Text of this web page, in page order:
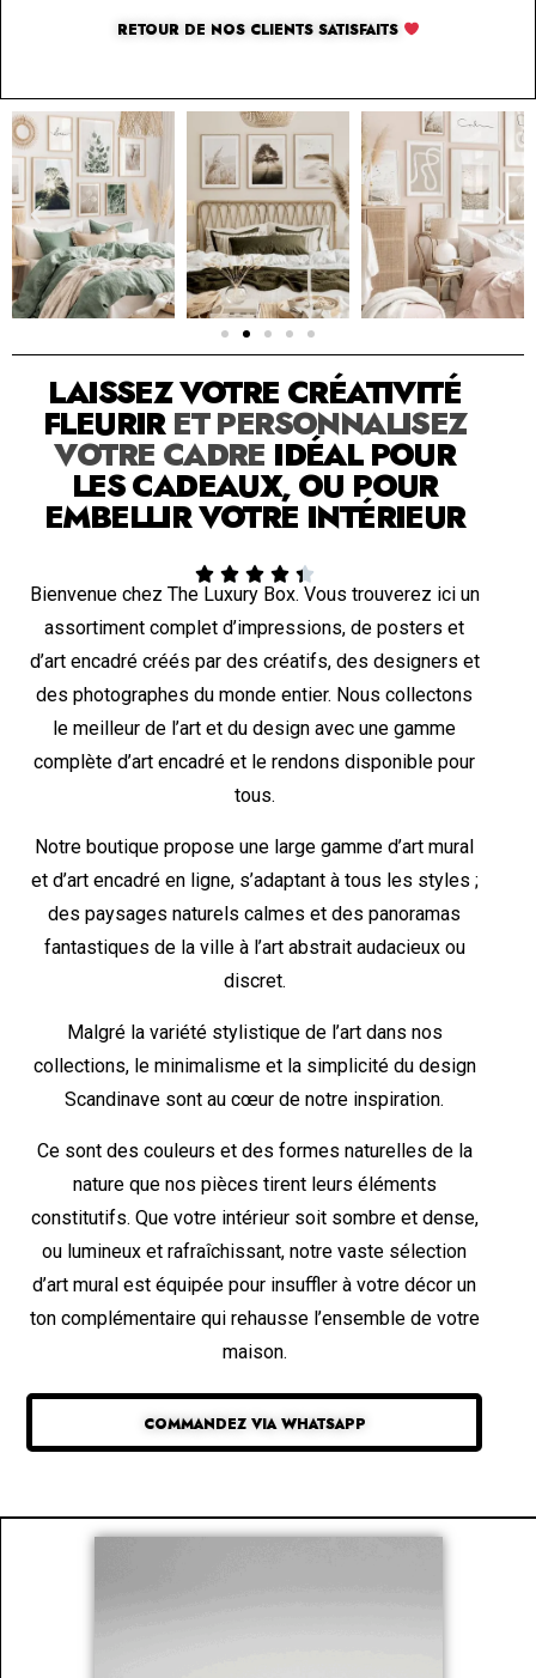
RETOUR DE NOS CLIENTS SATISFAITS
SOLUTION PAR THE LUXURY BOX & CO
LAISSEZ VOTRE CRÉATIVITÉ
FLEURIRET PERSONNALISEZ
VOTRE CADRE IDÉAL POUR
LES CADEAUX, OU POUR
EMBELLIR VOTRE INTÉRIEUR
    
Bienvenue chez The Luxury Box. Vous trouverez ici un
assortiment complet d’impressions, de posters et
d’art encadré créés par des créatifs, des designers et
des photographes du monde entier. Nous collectons
le meilleur de l’art et du design avec une gamme
complète d’art encadré et le rendons disponible pour
tous.
Notre boutique propose une large gamme d’art mural
et d’art encadré en ligne, s’adaptant à tous les styles ;
des paysages naturels calmes et des panoramas
fantastiques de la ville à l’art abstrait audacieux ou
discret.
Malgré la variété stylistique de l’art dans nos
collections, le minimalisme et la simplicité du design
Scandinave sont au cœur de notre inspiration.
Ce sont des couleurs et des formes naturelles de la
nature que nos pièces tirent leurs éléments
constitutifs. Que votre intérieur soit sombre et dense,
ou lumineux et rafraîchissant, notre vaste sélection
d’art mural est équipée pour insuffler à votre décor un
ton complémentaire qui rehausse l’ensemble de votre
maison.
COMMANDEZ VIA WHATSAPP